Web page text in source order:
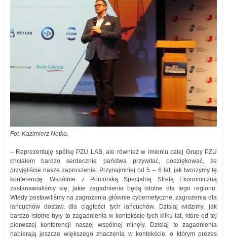
Fot. Kazimierz Netka.
– Reprezentuję spółkę PZU LAB, ale również w imieniu całej Grupy PZU
chciałem bardzo serdecznie państwa przywitać, podziękować, że
przyjęliście nasze zaproszenie. Przynajmniej od 5 – 6 lat, jak tworzymy tę
konferencję. Wspólnie z Pomorską Specjalną Strefą Ekonomiczną
zastanawialiśmy się, jakie zagadnienia będą istotne dla tego regionu.
Wtedy postawiliśmy na zagrożenia głównie cybernetyczne, zagrożenia dla
łańcuchów dostaw, dla ciągłości tych łańcuchów. Dzisiaj widzimy, jak
bardzo istotne były to zagadnienia w kontekście tych kilku lat, które od tej
pierwszej konferencji naszej wspólnej minęły. Dzisiaj te zagadnienia
nabierają jeszcze większego znaczenia w kontekście, o którym prezes